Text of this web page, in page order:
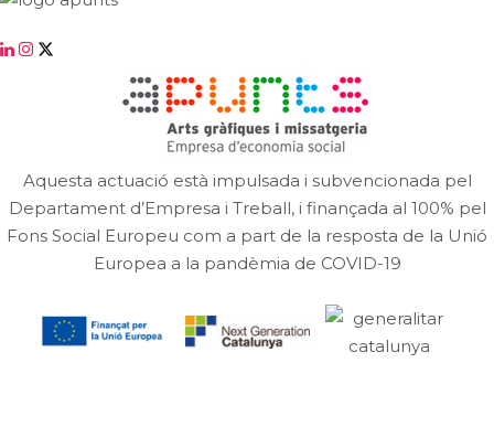
Aquesta actuació està impulsada i subvencionada pel
Departament d’Empresa i Treball, i finançada al 100% pel
Fons Social Europeu com a part de la resposta de la Unió
Europea a la pandèmia de COVID-19